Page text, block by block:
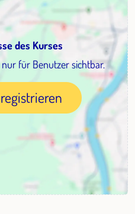
des Kurses
für Benutzer sichtbar.